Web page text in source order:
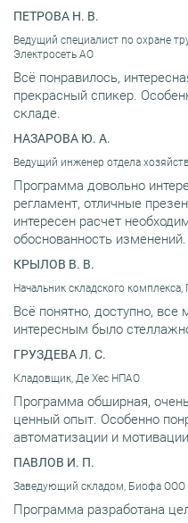
ПЕТРОВА Н. В.
Ведущий специалист по охране
Электросеть АО
Всё понравилось,
прекрасный спикер.
складе.
НАЗАРОВА Ю. А.
Ведущий инженер отдела
Программа довольно
регламент, отличные
интересен расчет
обоснованность изменений.
КРЫЛОВ В. В.
Начальник складского
Всё понятно, доступно,
интересным было
ГРУЗДЕВА Л. С.
Кладовщик, Де Хес НПАО
Программа обширная,
ценный опыт. Особенно
автоматизации и
ПАВЛОВ И. П.
Заведующий складом, Биофа ООО
Программа разработана